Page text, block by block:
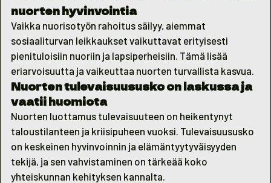
nuorten hyvinvointia
Vaikka nuorisotyön rahoitus säilyy, aiemmat
sosiaaliturvan leikkaukset vaikuttavat erityisesti
pienituloisiin nuoriin ja lapsiperheisiin. Tämä lisää
eriarvoisuutta ja vaikeuttaa nuorten turvallista kasvua.
Nuorten tulevaisuususko on laskussa ja
vaatii huomiota
Nuorten luottamus tulevaisuuteen on heikentynyt
taloustilanteen ja kriisipuheen vuoksi. Tulevaisuususko
on keskeinen hyvinvoinnin ja elämäntyytyväisyyden
tekijä, ja sen vahvistaminen on tärkeää koko
yhteiskunnan kehityksen kannalta.